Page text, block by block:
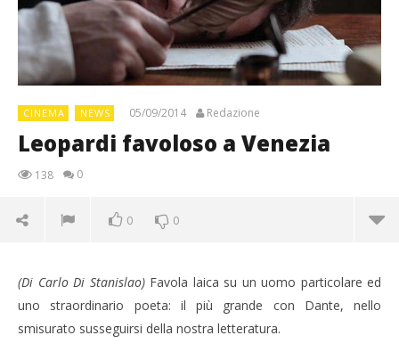
CINEMA NEWS 05/09/2014 Redazione
Leopardi favoloso a Venezia
138 0
0 0
(Di Carlo Di Stanislao)Favola laica su un uomo particolare ed
uno straordinario poeta: il più grande con Dante, nello
smisurato susseguirsi della nostra letteratura.